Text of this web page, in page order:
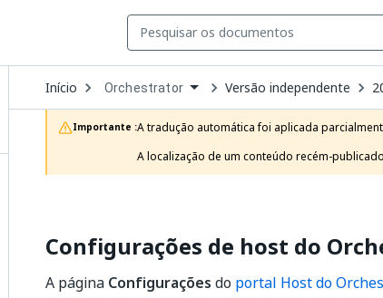
Início Open
Dropdown
to
choose
product
Orchestrator Versão independente
Importante :A tradução automática foi aplicada
A localização de um conteúdo recém-
Configurações de host do
A página Configurações do portal Host do